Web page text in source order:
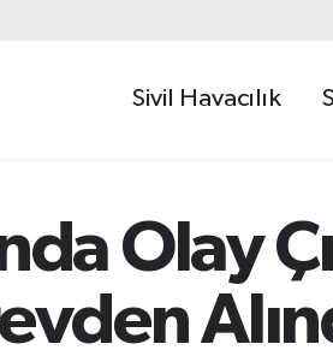
Sivil Havacılık
Olay